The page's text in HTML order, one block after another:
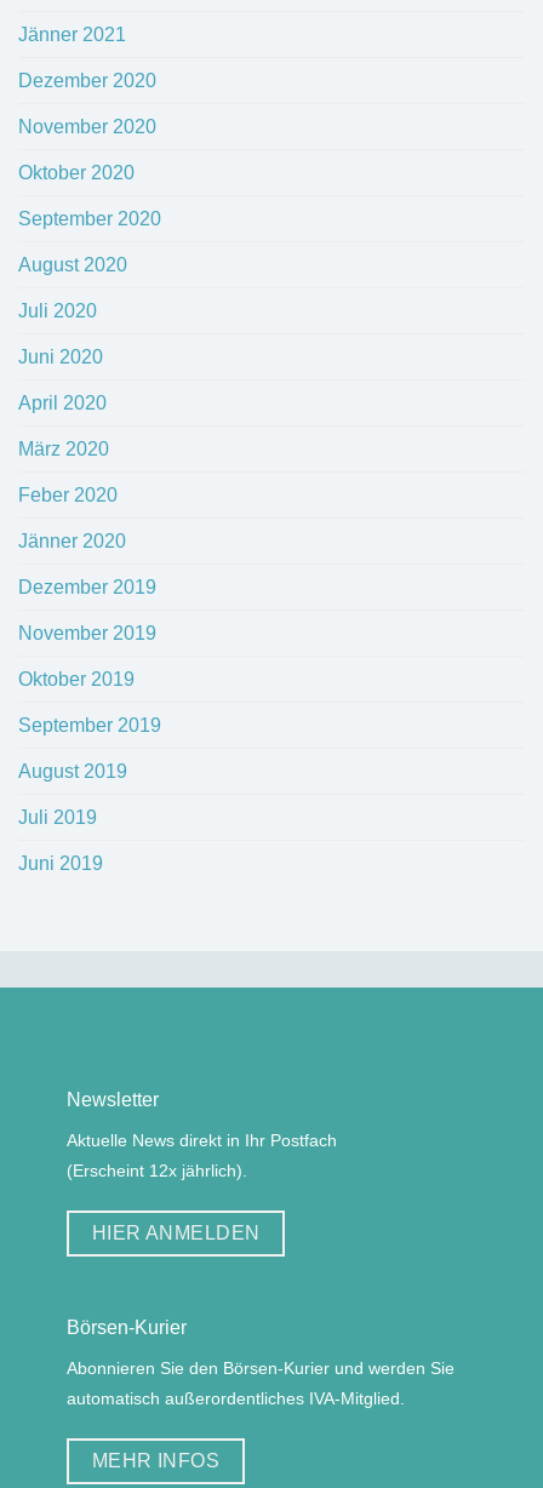
Jänner 2021
Dezember 2020
November 2020
Oktober 2020
September 2020
August 2020
Juli 2020
Juni 2020
April 2020
März 2020
Feber 2020
Jänner 2020
Dezember 2019
November 2019
Oktober 2019
September 2019
August 2019
Juli 2019
Juni 2019
Newsletter
Aktuelle News direkt in Ihr Postfach
(Erscheint 12x jährlich).
HIER ANMELDEN
Börsen-Kurier
Abonnieren Sie den Börsen-Kurier und werden Sie
automatisch außerordentliches IVA-Mitglied.
MEHR INFOS